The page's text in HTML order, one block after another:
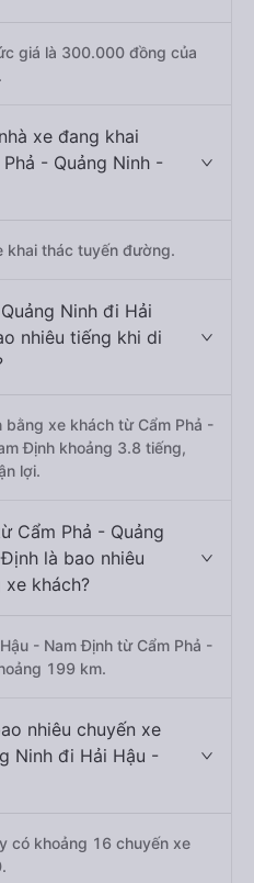
giá là 300.000 đồng của
xe đang khai
- Quảng Ninh -
khai thác tuyến đường.
Ninh đi Hải
nhiêu tiếng khi di
bằng xe khách từ Cẩm Phả -
Định khoảng 3.8 tiếng,
lợi.
Cẩm Phả - Quảng
là bao nhiêu
xe khách?
- Nam Định từ Cẩm Phả -
199 km.
nhiêu chuyến xe
Ninh đi Hải Hậu -
có khoảng 16 chuyến xe